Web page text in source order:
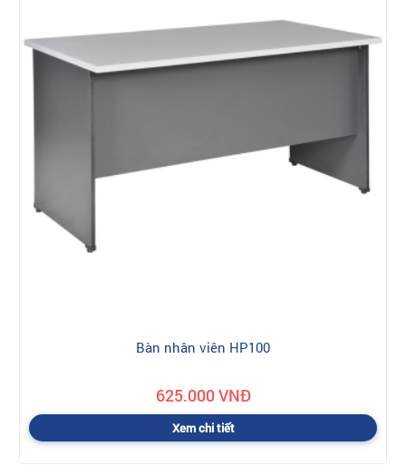
Bàn nhân viên HP100
625.000 VNĐ
Xem chi tiết